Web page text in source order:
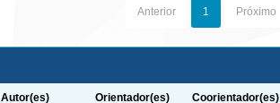
Anterior 1 Próximo
Autor(es) Orientador(es) Coorientador(es)